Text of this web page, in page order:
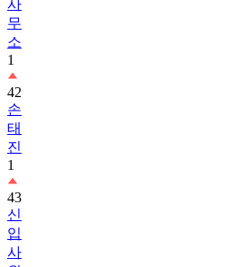
소
1
42
손
태
진
1
43
신
입
사
원
강